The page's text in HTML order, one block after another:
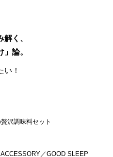
く、
」論。
！
沢調味料セット
／GOOD SLEEP